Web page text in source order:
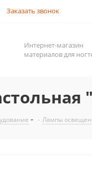
Заказать звонок
Интернет-магазин
материалов для
- Лампы